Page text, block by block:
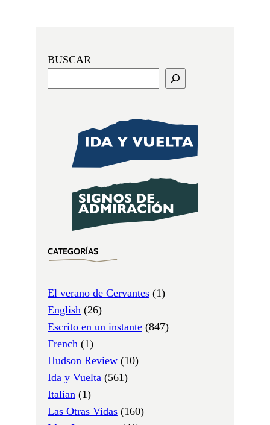
BUSCAR
CATEGORÍAS
El verano de Cervantes (1)
English (26)
Escrito en un instante (847)
French (1)
Hudson Review (10)
Ida y Vuelta (561)
Italian (1)
Las Otras Vidas (160)